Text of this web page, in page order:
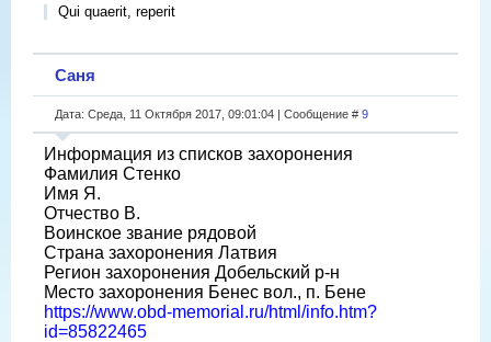
Qui quaerit, reperit
Саня
Дата: Среда, 11 Октября 2017, 09:01:04 | Сообщение # 9
Информация из списков захоронения
Фамилия Стенко
Имя Я.
Отчество В.
Воинское звание рядовой
Страна захоронения Латвия
Регион захоронения Добельский р-н
Место захоронения Бенес вол., п. Бене
https://www.obd-memorial.ru/html/info.htm?
id=85822465